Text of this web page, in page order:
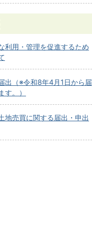
利用・管理を促進するため
出（※令和8年4月1日から届
す。）
地売買に関する届出・申出